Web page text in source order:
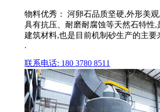
物料优秀： 河卵石品质坚硬,外形美观
具有抗压、耐磨耐腐蚀等天然石特性,
建筑材料,也是目前机制砂生产的主要
.
联系电话: 180 3780 8511